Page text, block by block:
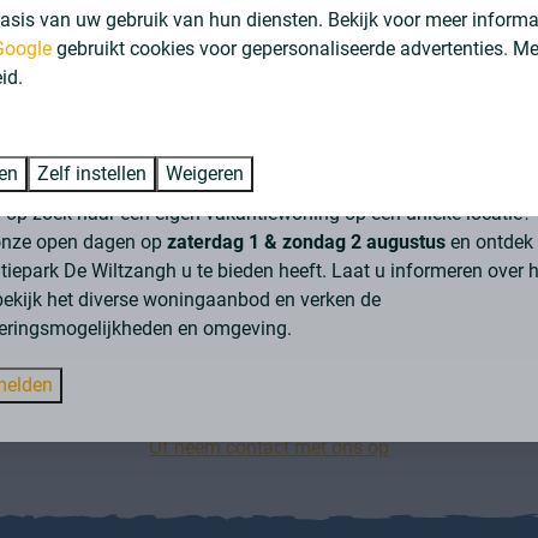
vakantiewoningen, geschikt voor
Groeneborg Lodge | 6
personen
Meer
Of neem contact met ons op
recreatiewoning middenin de natuur
op zoek naar een eigen vakantiewoning op een unieke locatie?
open dagen op zaterdag 1 & zondag 2 augustus en
De Wiltzangh u te bieden heeft. Laat u informeren over
het diverse woningaanbod en verken de
en omgeving.
van uw gebruik van hun diensten. Bekijk voor meer
gebruikt cookies voor gepersonaliseerde advertenties.
Zelf instellen Weigeren